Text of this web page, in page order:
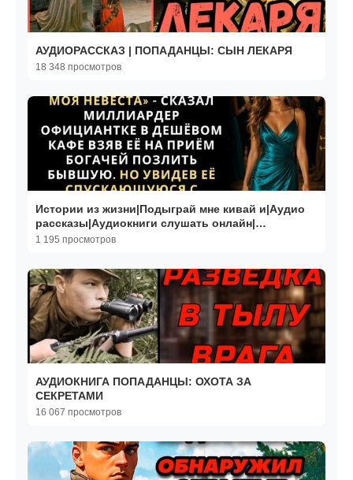
АУДИОРАССКАЗ | ПОПАДАНЦЫ: СЫН ЛЕКАРЯ
18 348 просмотров
Истории из жизни|Подыграй мне кивай и|Аудио
рассказы|Аудиокниги слушать онлайн|
Жизненные истории
1 195 просмотров
АУДИОКНИГА ПОПАДАНЦЫ: ОХОТА ЗА
СЕКРЕТАМИ
16 067 просмотров